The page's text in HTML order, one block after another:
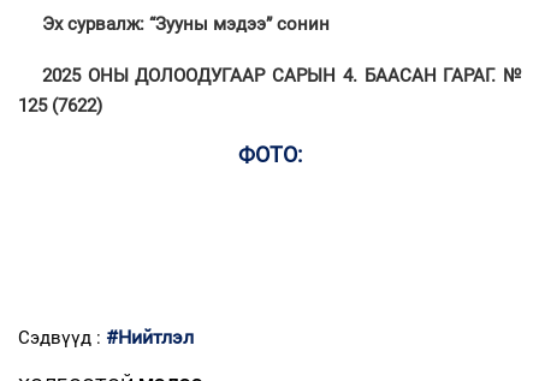
Эх сурвалж: “Зууны мэдээ” сонин
2025 ОНЫ ДОЛООДУГААР САРЫН 4. БААСАН ГАРАГ. №
125 (7622)
ФОТО:
Сэдвүүд : #Нийтлэл